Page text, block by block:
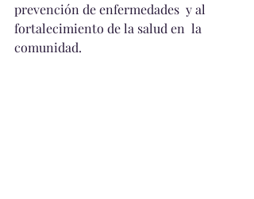
prevención de enfermedades  y al
fortalecimiento de la salud en  la
comunidad.